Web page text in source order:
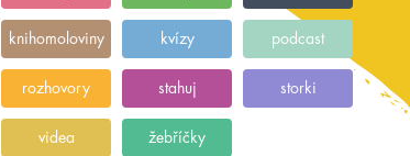
knihomoloviny kvízy podcast
rozhovory stahuj storki
videa žebříčky